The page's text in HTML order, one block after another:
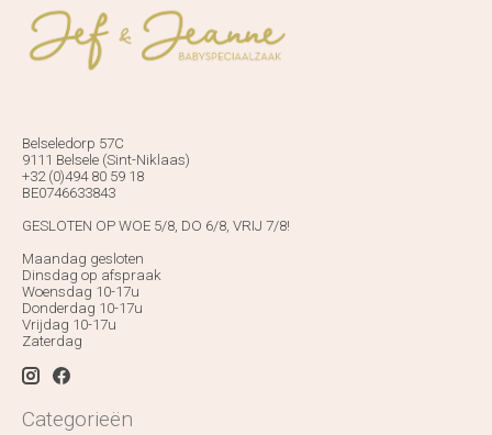
Belseledorp 57C
9111 Belsele (Sint-Niklaas)
+32 (0)494 80 59 18
BE0746633843
GESLOTEN OP WOE 5/8, DO 6/8, VRIJ 7/8!
Maandag gesloten
Dinsdag op afspraak
Woensdag 10-17u
Donderdag 10-17u
Vrijdag 10-17u
Zaterdag
Categorieën